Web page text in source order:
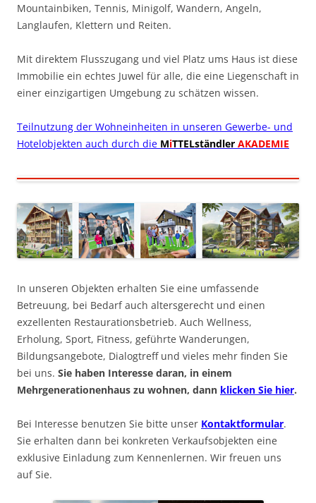
Mountainbiken, Tennis, Minigolf, Wandern, Angeln,
Langlaufen, Klettern und Reiten.
Mit direktem Flusszugang und viel Platz ums Haus ist diese
Immobilie ein echtes Juwel für alle, die eine Liegenschaft in
einer einzigartigen Umgebung zu schätzen wissen.
Teilnutzung der Wohneinheiten in unseren Gewerbe- und
Hotelobjekten auch durch die MiTTELständler AKADEMIE
In unseren Objekten erhalten Sie eine umfassende
Betreuung, bei Bedarf auch altersgerecht und einen
exzellenten Restaurationsbetrieb. Auch Wellness,
Erholung, Sport, Fitness, geführte Wanderungen,
Bildungsangebote, Dialogtreff und vieles mehr finden Sie
bei uns. Sie haben Interesse daran, in einem
Mehrgenerationenhaus zu wohnen, dann klicken Sie hier.
Bei Interesse benutzen Sie bitte unser Kontaktformular.
Sie erhalten dann bei konkreten Verkaufsobjekten eine
exklusive Einladung zum Kennenlernen. Wir freuen uns
auf Sie.